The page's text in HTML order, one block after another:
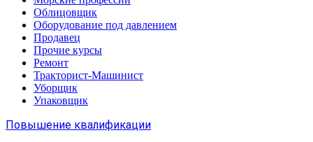
Облицовщик
Оборудование под давлением
Продавец
Прочие курсы
Ремонт
Тракторист-Машинист
Уборщик
Упаковщик
Повышение квалификации